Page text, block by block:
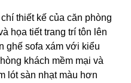
thiết kế của căn phòng
họa tiết trang trí tôn lên
ghế sofa xám với kiểu
khách mềm mại và
lót sàn nhạt màu hơn